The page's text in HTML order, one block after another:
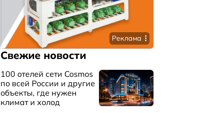
Реклама
Свежие новости
100 отелей сети Cosmos
по всей России и другие
объекты, где нужен
климат и холод